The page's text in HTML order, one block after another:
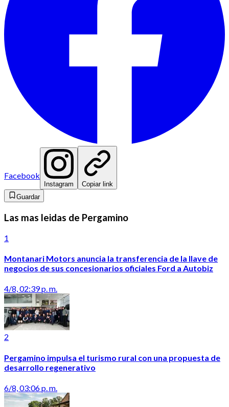
Facebook
Instagram
Copiar link
Guardar
Las mas leidas de Pergamino
1
Montanari Motors anuncia la transferencia de la llave de
negocios de sus concesionarios oficiales Ford a Autobiz
4/8, 02:39 p. m.
2
Pergamino impulsa el turismo rural con una propuesta de
desarrollo regenerativo
6/8, 03:06 p. m.